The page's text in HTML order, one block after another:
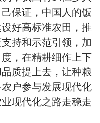
保证，中国人的饭
好高标准农田，推
持和示范引领，加
，在精耕细作上下
质提上去，让种粮
户参与发展现代化
现代化之路走稳走